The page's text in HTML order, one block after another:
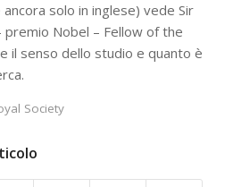
solo in inglese) vede Sir
premio Nobel – Fellow of the
il senso dello studio e quanto è
Society